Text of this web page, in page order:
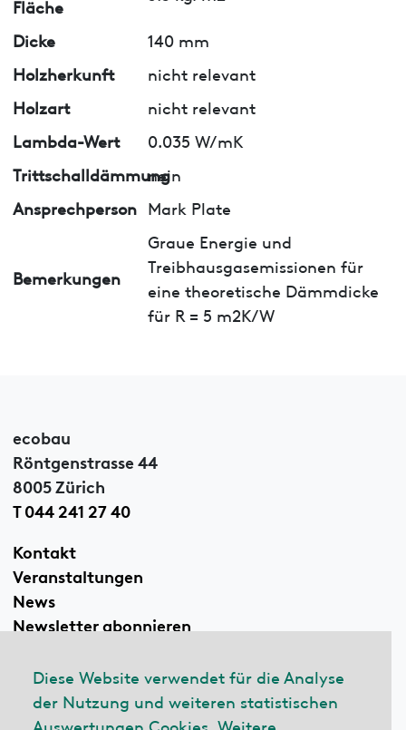
Diese Website verwendet für die Analyse
der Nutzung und weiteren statistischen
Auswertungen Cookies. Weitere
Fläche
Dicke
140 mm
Holzherkunft
nicht relevant
Holzart
nicht relevant
Lambda-Wert
0.035 W/mK
Trittschalldämmung
nein
Ansprechperson Mark Plate
Bemerkungen
Graue Energie und
Treibhausgasemissionen für
eine theoretische Dämmdicke
für R = 5 m2K/W
ecobau
Röntgenstrasse 44
8005 Zürich
T 044 241 27 40
Kontakt
Veranstaltungen
News
Newsletter abonnieren
Linkedin